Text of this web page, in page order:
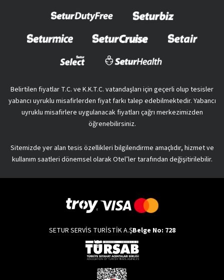
Belirtilen fiyatlar T.C. ve K.K.T.C. vatandaşları için geçerli olup tesisler
yabancı uyruklu misafirlerden fiyat farkı talep edebilmektedir. Yabancı
uyruklu misafirlere uygulanacak fiyatları çağrı merkezimizden
öğrenebilirsiniz.
Sitemizde yer alan tesis özellikleri bilgilendirme amaçlıdır, hizmet ve
kullanım saatleri dönemsel olarak Otel’ler tarafından değişitirilebilir.
SETUR SERVİS TURİSTİK A.ŞBelge No: 728